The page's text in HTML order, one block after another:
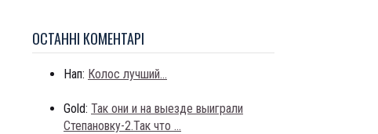
ОСТАННI КОМЕНТАРI
Нап: Колос лучший...
Gold: Так они и на выезде выиграли
Степановку-2.Так что ...